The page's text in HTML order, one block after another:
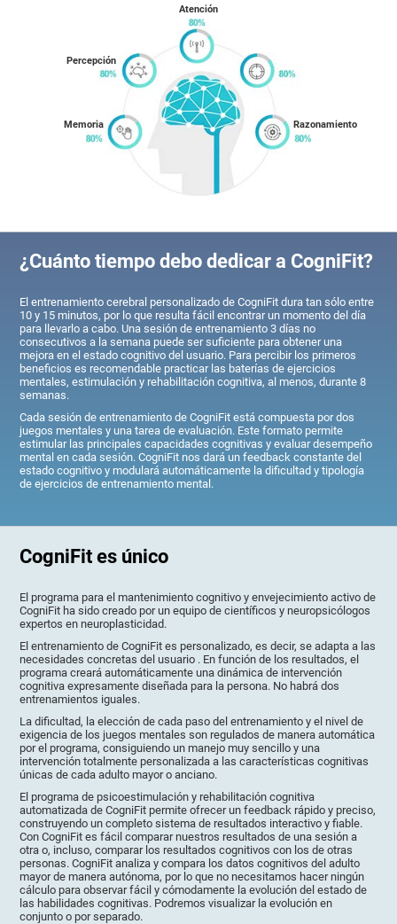
Memoria
Percepción
Atención
Razonamiento
¿Cuánto tiempo debo dedicar a CogniFit?
El entrenamiento cerebral personalizado de CogniFit dura tan sólo entre
10 y 15 minutos, por lo que resulta fácil encontrar un momento del día
para llevarlo a cabo. Una sesión de entrenamiento 3 días no
consecutivos a la semana puede ser suficiente para obtener una
mejora en el estado cognitivo del usuario. Para percibir los primeros
beneficios es recomendable practicar las baterías de ejercicios
mentales, estimulación y rehabilitación cognitiva, al menos, durante 8
semanas.
Cada sesión de entrenamiento de CogniFit está compuesta por dos
juegos mentales y una tarea de evaluación. Este formato permite
estimular las principales capacidades cognitivas y evaluar desempeño
mental en cada sesión. CogniFit nos dará un feedback constante del
estado cognitivo y modulará automáticamente la dificultad y tipología
de ejercicios de entrenamiento mental.
CogniFit es único
El programa para el mantenimiento cognitivo y envejecimiento activo de
CogniFit ha sido creado por un equipo de científicos y neuropsicólogos
expertos en neuroplasticidad.
El entrenamiento de CogniFit es personalizado, es decir, se adapta a las
necesidades concretas del usuario . En función de los resultados, el
programa creará automáticamente una dinámica de intervención
cognitiva expresamente diseñada para la persona. No habrá dos
entrenamientos iguales.
La dificultad, la elección de cada paso del entrenamiento y el nivel de
exigencia de los juegos mentales son regulados de manera automática
por el programa, consiguiendo un manejo muy sencillo y una
intervención totalmente personalizada a las características cognitivas
únicas de cada adulto mayor o anciano.
El programa de psicoestimulación y rehabilitación cognitiva
automatizada de CogniFit permite ofrecer un feedback rápido y preciso,
construyendo un completo sistema de resultados interactivo y fiable.
Con CogniFit es fácil comparar nuestros resultados de una sesión a
otra o, incluso, comparar los resultados cognitivos con los de otras
personas. CogniFit analiza y compara los datos cognitivos del adulto
mayor de manera autónoma, por lo que no necesitamos hacer ningún
cálculo para observar fácil y cómodamente la evolución del estado de
las habilidades cognitivas. Podremos visualizar la evolución en
conjunto o por separado.